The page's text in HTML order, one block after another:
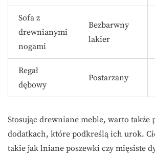
Sofa z
drewnianymi
nogami
Bezbarwny
lakier
Regał
dębowy
Postarzany
Stosując drewniane meble, warto także
dodatkach, które podkreślą ich urok.
takie jak lniane poszewki czy mięsiste